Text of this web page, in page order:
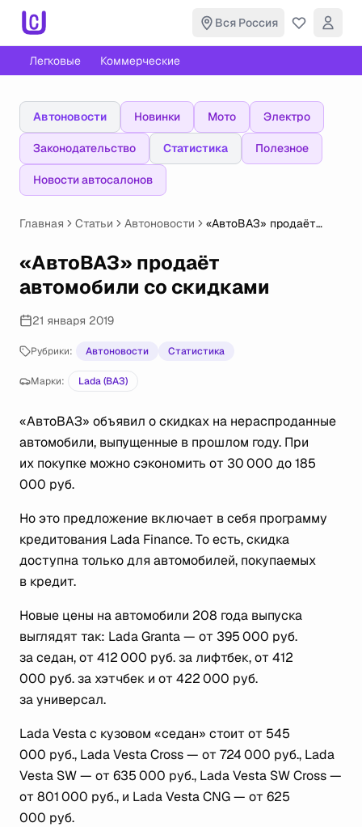
Вся Россия
Легковые Коммерческие
Автоновости Новинки Мото Электро
Законодательство Статистика Полезное
Новости автосалонов
Главная Статьи Автоновости
«АвтоВАЗ» продаёт
со скидками
«АвтоВАЗ» продаёт
автомобили со скидками
21 января 2019
Рубрики: Автоновости Статистика
Марки: Lada (ВАЗ)
«АвтоВАЗ» объявил о скидках на нераспроданные
автомобили, выпущенные в прошлом году. При
их покупке можно сэкономить от 30 000 до 185
000 руб.
Но это предложение включает в себя программу
кредитования Lada Finance. То есть, скидка
доступна только для автомобилей, покупаемых
в кредит.
Новые цены на автомобили 208 года выпуска
выглядят так: Lada Granta — от 395 000 руб.
за седан, от 412 000 руб. за лифтбек, от 412
000 руб. за хэтчбек и от 422 000 руб.
за универсал.
Lada Vesta с кузовом «седан» стоит от 545
000 руб., Lada Vesta Cross — от 724 000 руб., Lada
Vesta SW — от 635 000 руб., Lada Vesta SW Cross —
от 801 000 руб., и Lada Vesta CNG — от 625
000 руб.